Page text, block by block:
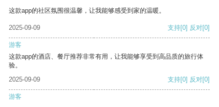
这款app的社区氛围很温馨，让我能够感受到家的温暖。
2025-09-09 支持[0] 反对[0]
游客
这款app的酒店、餐厅推荐非常有用，让我能够享受到高品质的旅行体
验。
2025-09-09
支持[0] 反对[0]
游客